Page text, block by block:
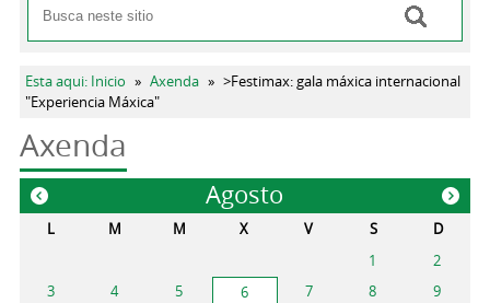
Formulario de busca
Buscar
Vostede está aquí
Esta aqui: Inicio » Axenda » >Festimax: gala máxica internacional
"Experiencia Máxica"
Axenda
Agosto
« »
L M M X V S
D
1
2
3
4 5 6 7 8
9